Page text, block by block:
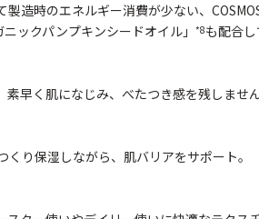
製造時のエネルギー消費が少ない、
ックパンプキンシードオイル」 *8も配合し
早く肌になじみ、べたつき感を残しません
り保湿しながら、肌バリアをサポート。